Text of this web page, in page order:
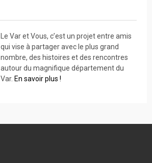
Le Var et Vous, c’est un projet entre amis
qui vise à partager avec le plus grand
nombre, des histoires et des rencontres
autour du magnifique département du
Var. En savoir plus !